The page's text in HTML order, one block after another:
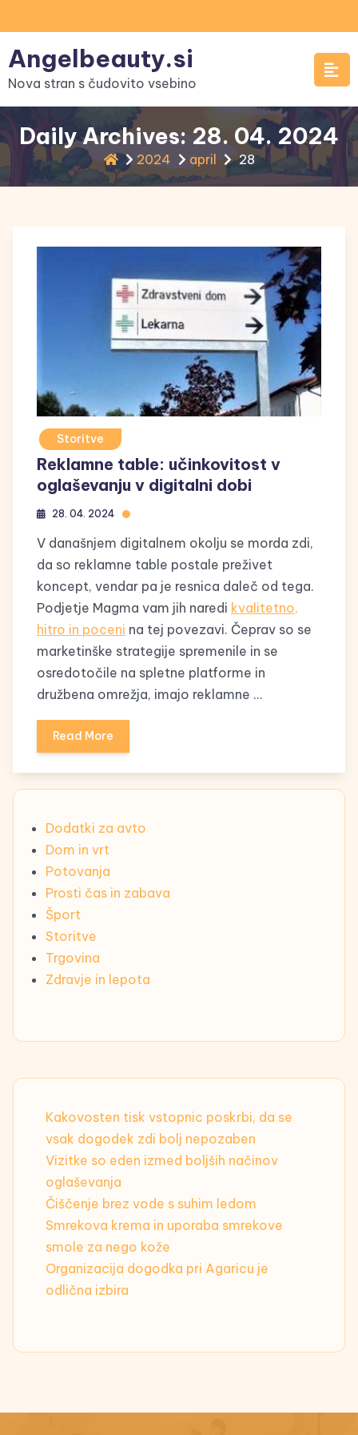
to
content
Angelbeauty.si
Nova stran s čudovito vsebino
Daily Archives: 28. 04. 2024
2024 april 28
Storitve
Reklamne table: učinkovitost v
oglaševanju v digitalni dobi
28. 04. 2024
V današnjem digitalnem okolju se morda zdi,
da so reklamne table postale preživet
koncept, vendar pa je resnica daleč od tega.
Podjetje Magma vam jih naredi kvalitetno,
hitro in poceni na tej povezavi. Čeprav so se
marketinške strategije spremenile in se
osredotočile na spletne platforme in
družbena omrežja, imajo reklamne …
Read More
Dodatki za avto
Dom in vrt
Potovanja
Prosti čas in zabava
Šport
Storitve
Trgovina
Zdravje in lepota
Kakovosten tisk vstopnic poskrbi, da se
vsak dogodek zdi bolj nepozaben
Vizitke so eden izmed boljših načinov
oglaševanja
Čiščenje brez vode s suhim ledom
Smrekova krema in uporaba smrekove
smole za nego kože
Organizacija dogodka pri Agaricu je
odlična izbira